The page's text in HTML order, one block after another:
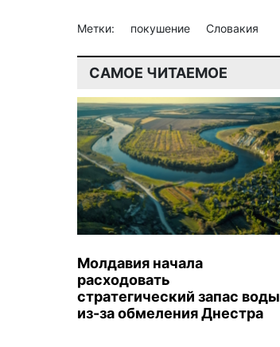
Метки: покушение Словакия
САМОЕ ЧИТАЕМОЕ
Молдавия начала
расходовать
стратегический запас воды
из-за обмеления Днестра